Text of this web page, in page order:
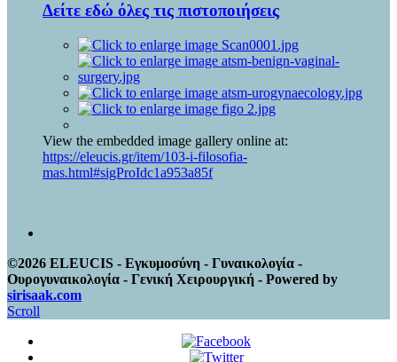
Δείτε εδώ όλες τις πιστοποιήσεις
View the embedded image gallery online at:
https://eleucis.gr/item/103-i-filosofia-
mas.html#sigProIdc1a953a85f
©2026 ELEUCIS - Εγκυμοσύνη - Γυναικολογία -
Ουρογυναικολογία - Γενική Χειρουργική - Powered by
sirisaak.com
Scroll